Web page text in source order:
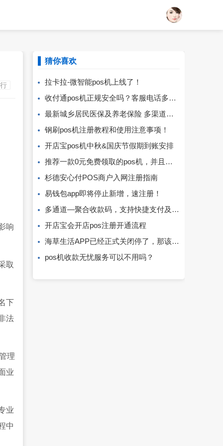
响
取
下
法
理
业
业
中
猜你喜欢
拉卡拉-微智能pos机上线了！
收付通pos机正规安全吗？客服电话多少？
最新城乡居民医保及养老保险 多渠道缴费指引！
钢刷pos机注册教程和使用注意事项！
开店宝pos机中秋&国庆节假期到账安排
推荐一款0元免费领取的pos机，并且免流量卡费！
杉德安心付POS商户入网注册指南
易钱包app即将停止新增，速注册！
多通道—聚合收款码，支持快捷支付及扫码支付
开店宝会开店pos注册开通流程
海草生活APP已经正式关闭停了，那该怎么办？
pos机收款无忧服务可以不用吗？